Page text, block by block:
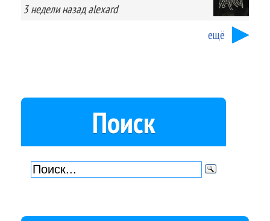
3 неделиназад alexard
ещё
Поиск